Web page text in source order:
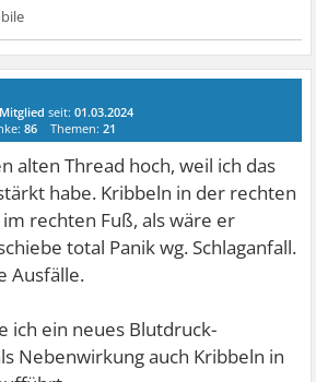
Mitglied seit:01.03.2024
86 Themen:21
alten Thread hoch, weil ich das
habe. Kribbeln in der rechten
rechten Fuß, als wäre er
total Panik wg. Schlaganfall.
Ausfälle.
ich ein neues Blutdruck-
Nebenwirkung auch Kribbeln in